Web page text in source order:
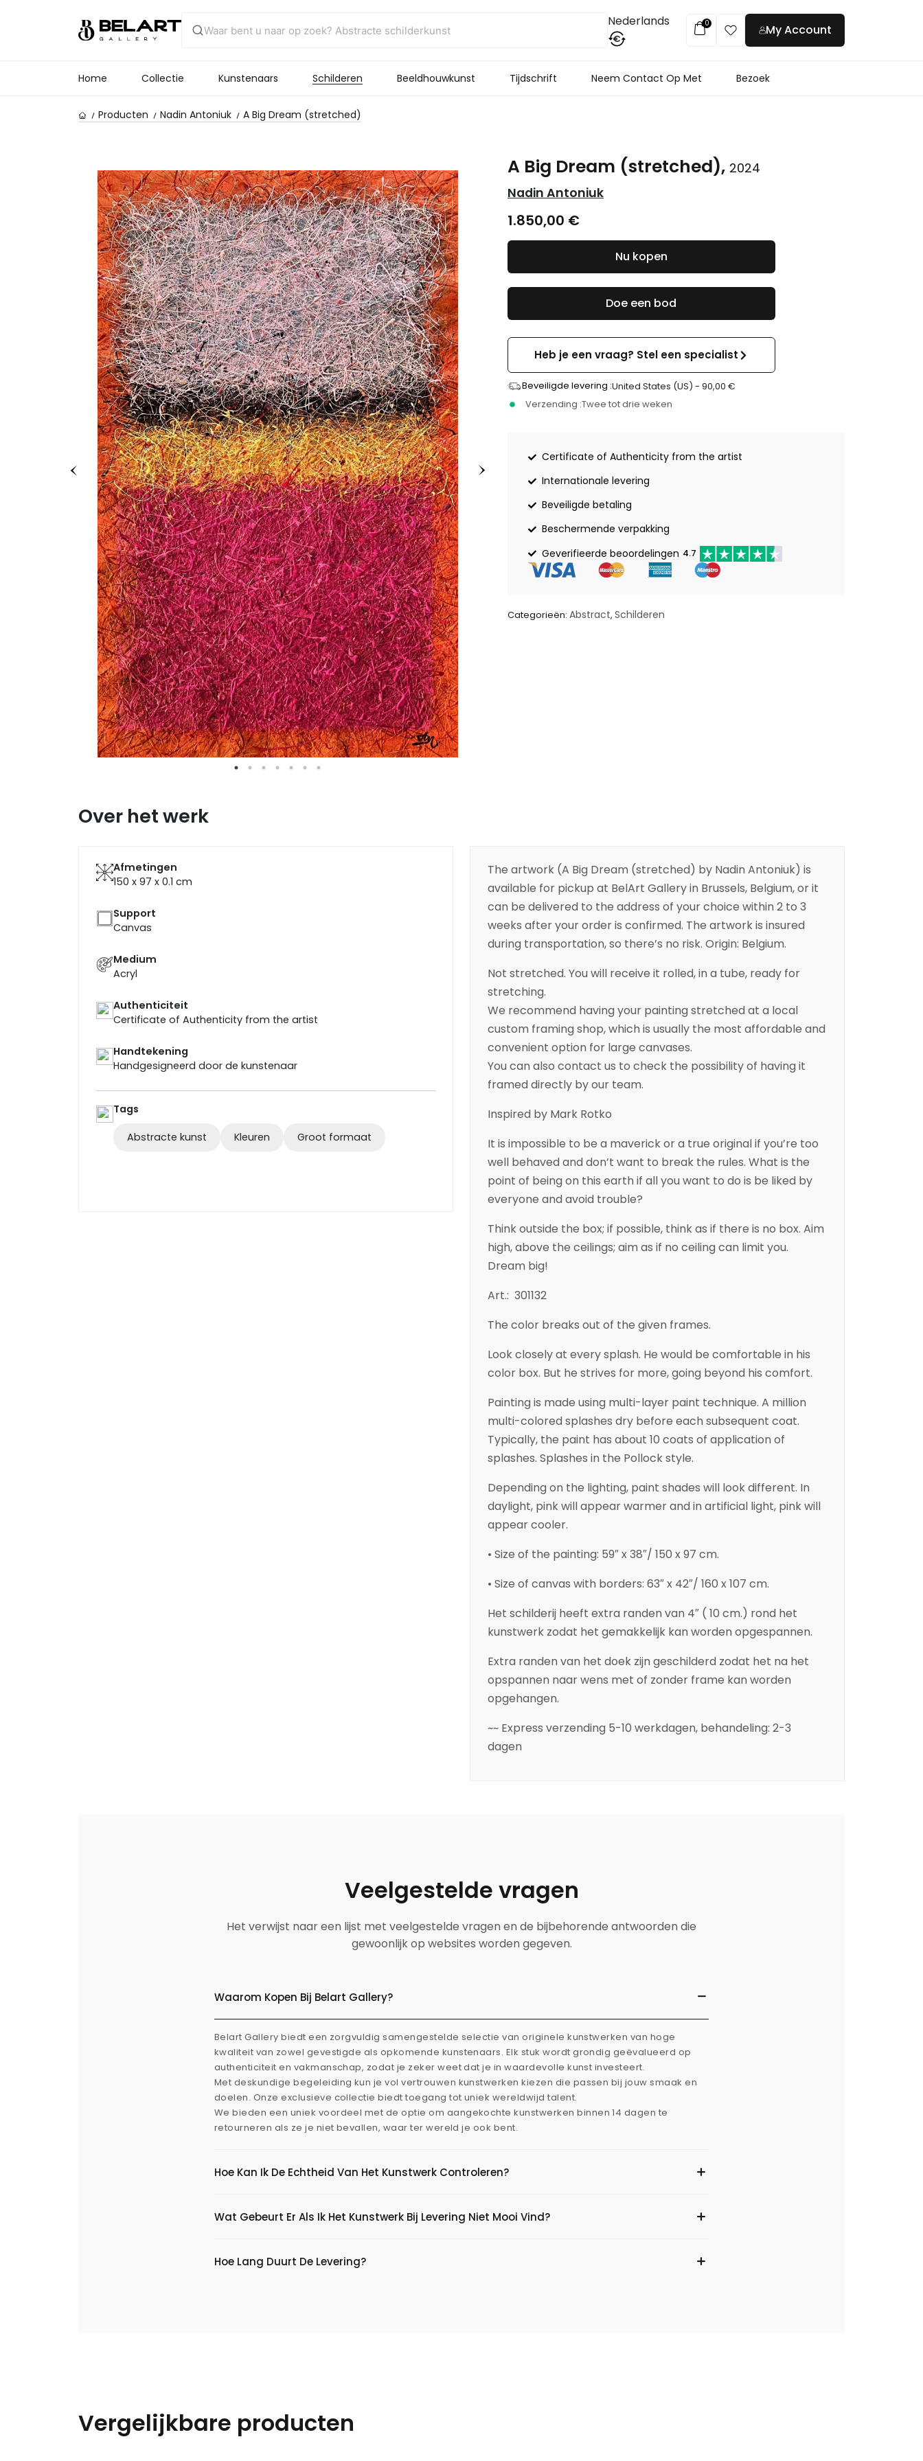
Nederlands
€
0 My Account
Home Collectie Kunstenaars Schilderen Beeldhouwkunst Tijdschrift Neem Contact Op Met Bezoek
Producten Nadin Antoniuk A Big Dream (stretched)
A Big Dream (stretched), 2024
Nadin Antoniuk
1.850,00 €
Doe een bod
Heb je een vraag? Stel een specialist
Beveiligde levering :United States (US) -90,00€
Verzending :Twee tot drie weken
Certificate of Authenticity from the artist
Internationale levering
Beveiligde betaling
Beschermende verpakking
Geverifieerde beoordelingen 4.7
Categorieën: Abstract, Schilderen
Nu kopen
Over het werk
Afmetingen
150 x 97 x 0.1 cm
Support
Canvas
Medium
Acryl
Authenticiteit
Certificate of Authenticity from the artist
Handtekening
Handgesigneerd door de kunstenaar
Tags
Abstracte kunst Kleuren Groot formaat
The artwork (A Big Dream (stretched) by Nadin Antoniuk) is
available for pickup at BelArt Gallery in Brussels, Belgium, or it
can be delivered to the address of your choice within 2 to 3
weeks after your order is confirmed. The artwork is insured
during transportation, so there’s no risk. Origin: Belgium.
Not stretched. You will receive it rolled, in a tube, ready for
stretching.
We recommend having your painting stretched at a local
custom framing shop, which is usually the most affordable and
convenient option for large canvases.
You can also contact us to check the possibility of having it
framed directly by our team.
Inspired by Mark Rotko
It is impossible to be a maverick or a true original if you’re too
well behaved and don’t want to break the rules. What is the
point of being on this earth if all you want to do is be liked by
everyone and avoid trouble?
Think outside the box; if possible, think as if there is no box. Aim
high, above the ceilings; aim as if no ceiling can limit you.
Dream big!
Art.: 301132
The color breaks out of the given frames.
Look closely at every splash. He would be comfortable in his
color box. But he strives for more, going beyond his comfort.
Painting is made using multi-layer paint technique. A million
multi-colored splashes dry before each subsequent coat.
Typically, the paint has about 10 coats of application of
splashes. Splashes in the Pollock style.
Depending on the lighting, paint shades will look different. In
daylight, pink will appear warmer and in artificial light, pink will
appear cooler.
• Size of the painting: 59″ x 38″/ 150 x 97 cm.
• Size of canvas with borders: 63″ x 42″/ 160 x 107 cm.
Het schilderij heeft extra randen van 4″ ( 10 cm.) rond het
kunstwerk zodat het gemakkelijk kan worden opgespannen.
Extra randen van het doek zijn geschilderd zodat het na het
opspannen naar wens met of zonder frame kan worden
opgehangen.
~~ Express verzending 5-10 werkdagen, behandeling: 2-3
dagen
Veelgestelde vragen
Het verwijst naar een lijst met veelgestelde vragen en de bijbehorende antwoorden die
gewoonlijk op websites worden gegeven.
Waarom Kopen Bij Belart Gallery?
Belart Gallery biedt een zorgvuldig samengestelde selectie van originele kunstwerken van hoge
kwaliteit van zowel gevestigde als opkomende kunstenaars. Elk stuk wordt grondig geëvalueerd op
authenticiteit en vakmanschap, zodat je zeker weet dat je in waardevolle kunst investeert.
Met deskundige begeleiding kun je vol vertrouwen kunstwerken kiezen die passen bij jouw smaak en
doelen. Onze exclusieve collectie biedt toegang tot uniek wereldwijd talent.
We bieden een uniek voordeel met de optie om aangekochte kunstwerken binnen 14 dagen te
retourneren als ze je niet bevallen, waar ter wereld je ook bent.
Hoe Kan Ik De Echtheid Van Het Kunstwerk Controleren?
Wat Gebeurt Er Als Ik Het Kunstwerk Bij Levering Niet Mooi Vind?
Hoe Lang Duurt De Levering?
Vergelijkbare producten